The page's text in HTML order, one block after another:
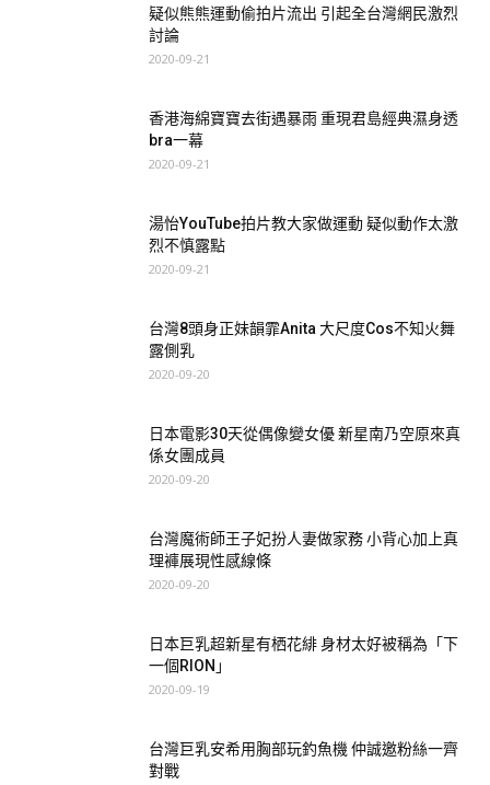
疑似熊熊運動偷拍片流出 引起全台灣網民激烈
討論
2020-09-21
香港海綿寶寶去街遇暴雨 重現君島經典濕身透
bra一幕
2020-09-21
湯怡YouTube拍片教大家做運動 疑似動作太激
烈不慎露點
2020-09-21
台灣8頭身正妹韻霏Anita 大尺度Cos不知火舞
露側乳
2020-09-20
日本電影30天從偶像變女優 新星南乃空原來真
係女團成員
2020-09-20
台灣魔術師王子妃扮人妻做家務 小背心加上真
理褲展現性感線條
2020-09-20
日本巨乳超新星有栖花緋 身材太好被稱為「下
一個RION」
2020-09-19
台灣巨乳安希用胸部玩釣魚機 仲誠邀粉絲一齊
對戰